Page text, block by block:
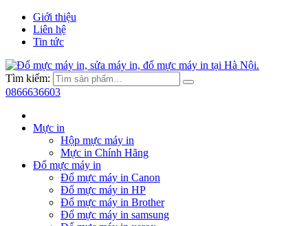
Giới thiệu
Liên hệ
Tin tức
Tìm kiếm:
0866636603
Mực in
Hộp mực máy in
Mực in Chính Hãng
Đổ mực máy in
Đổ mực máy in Canon
Đổ mực máy in HP
Đổ mực máy in Brother
Đổ mực máy in samsung